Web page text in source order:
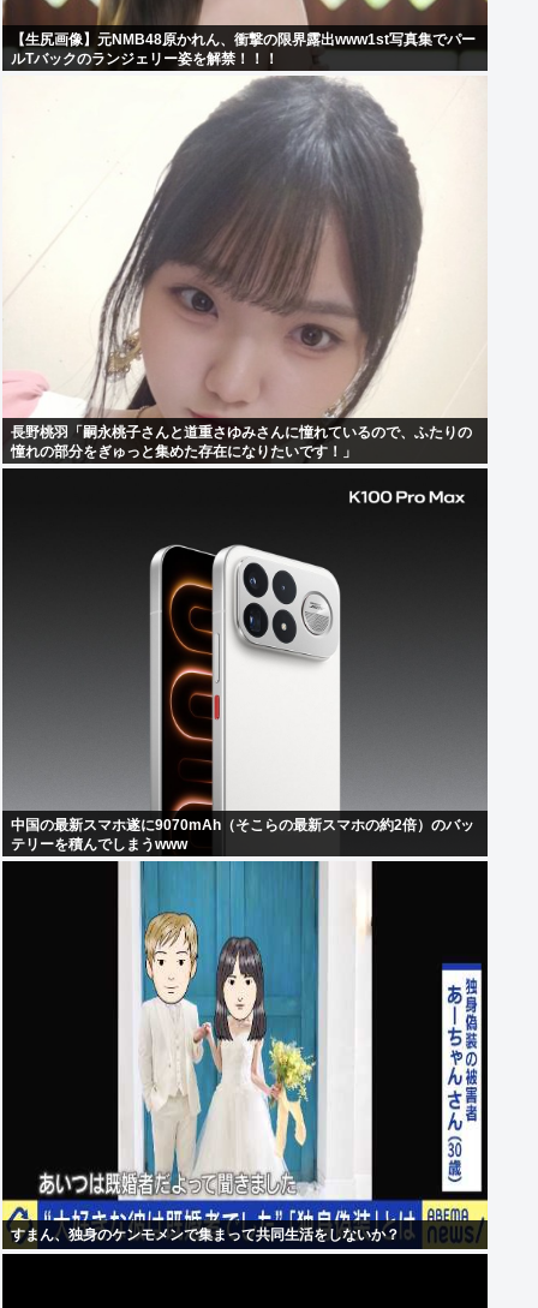
【生尻画像】元NMB48原かれん、衝撃の限界露出www1st写真集でパー
ルTバックのランジェリー姿を解禁！！！
長野桃羽「嗣永桃子さんと道重さゆみさんに憧れているので、ふたりの
憧れの部分をぎゅっと集めた存在になりたいです！」
中国の最新スマホ遂に9070mAh（そこらの最新スマホの約2倍）のバッ
テリーを積んでしまうwww
すまん、独身のケンモメンで集まって共同生活をしないか？